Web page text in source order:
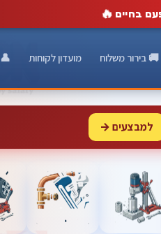
בחיים 🔥
🚚 בירור משלוח מועדון לקוחות
למבצעים →